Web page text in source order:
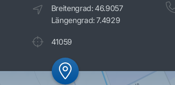
Breitengrad: 46.9057
Längengrad: 7.4929
41059